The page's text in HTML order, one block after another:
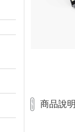
商品說明